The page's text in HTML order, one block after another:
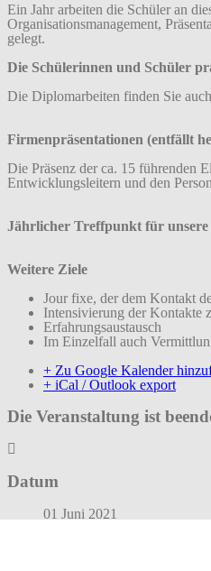
Ein Jahr arbeiten die Schüler an
Organisationsmanagement,
gelegt.
Die Schülerinnen und Schüler
Die Diplomarbeiten finden Sie
Firmenpräsentationen (entfällt
Die Präsenz der ca. 15 führenden
Entwicklungsleitern und den
Jährlicher Treffpunkt für unsere
Weitere Ziele
Jour fixe, der dem Kontakt
Intensivierung der Kontakte
Erfahrungsaustausch
Im Einzelfall auch
+ Zu Google Kalender
+ iCal / Outlook export
Die Veranstaltung ist
Datum
01 Juni 2021